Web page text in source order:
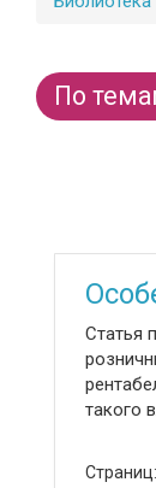
По
Статья
такого
Страниц: